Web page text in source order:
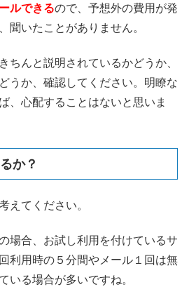
ルできるので、予想外の費用が発
聞いたことがありません。
ちんと説明されているかどうか、
うか、確認してください。明瞭な
、心配することはないと思いま
か？
えてください。
場合、お試し利用を付けているサ
利用時の５分間やメール１回は無
いる場合が多いですね。